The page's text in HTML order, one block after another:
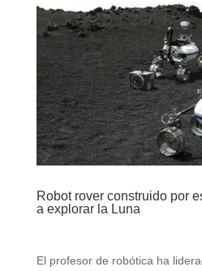
Robot rover construido por
a explorar la Luna
El profesor de robótica ha